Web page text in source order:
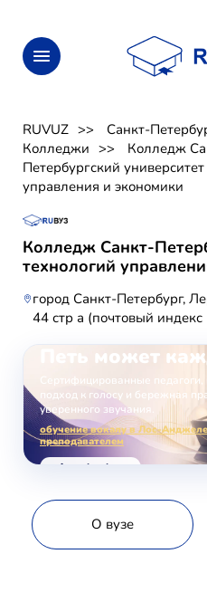
RUVUZ
Санкт-
Колледжи
Колледж
Петербургский
управления и экономики
Колледж Санкт-
технологий
город Санкт-Петербург,
44 стр а (почтовый
Петь может
Сертифицированные
подход к голосу и бережная
уверенного звучания.
обучение вокалу в Лос-
преподавателем
voice-school.com
О вузе